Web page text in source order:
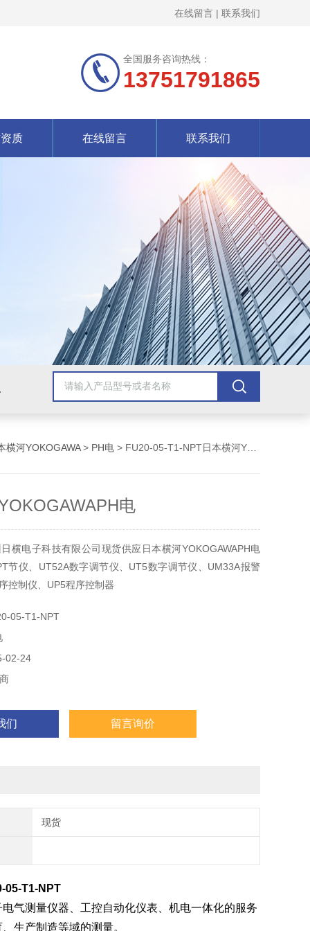
在线留言 | 联系我们
全国服务咨询热线：
13751791865
质 在线留言 联系我们
美国安捷伦Agilent 美国泰克Tektronix 美国罗斯蒙/艾默生
横河YOKOGAWA> PH电 > FU20-05-T1-NPT日本横河YOKOGAWAPH电
电
横电子科技有限公司现货供应日本横河YOKOGAWAPH电
节仪、UT52A数字调节仪、UT5数字调节仪、UM33A报警
控制仪、UP5程序控制器
05-T1-NPT
02-24
们 留言询价
现货
05-T1-NPT
气测量仪器、工控自动化仪表、机电一体化的服务
生产制造等域的测量。